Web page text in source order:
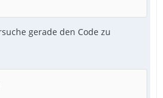
gerade den Code zu